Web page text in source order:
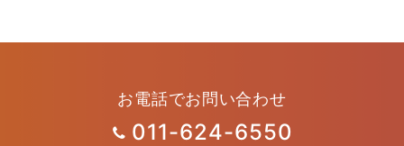
お電話でお問い合わせ
011-624-6550